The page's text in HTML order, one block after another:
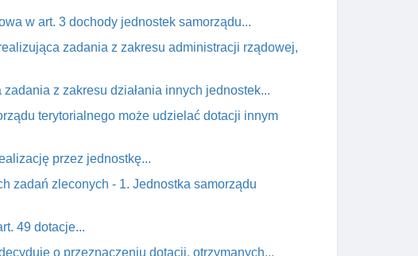
w art. 3 dochody jednostek samorządu...
zadania z zakresu administracji rządowej,
z zakresu działania innych jednostek...
terytorialnego może udzielać dotacji innym
przez jednostkę...
zadań zleconych - 1. Jednostka samorządu
49 dotacje...
o przeznaczeniu dotacji, otrzymanych...